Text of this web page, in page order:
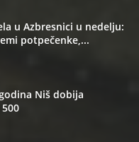
u Azbresnici u nedelju:
potpečenke,...
Niš dobija